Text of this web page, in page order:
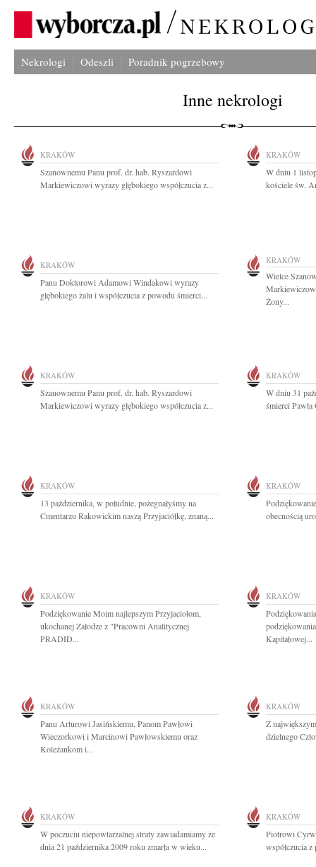
Nekrologi Odeszli Poradnik pogrzebowy
Inne nekrologi
KRAKÓW
Szanownemu Panu prof. dr. hab. Ryszardowi
Markiewiczowi wyrazy głębokiego współczucia z...
KRAKÓW
W dniu 1
kościele św.
KRAKÓW
Panu Doktorowi Adamowi Windakowi wyrazy
głębokiego żalu i współczucia z powodu śmierci...
KRAKÓW
Wielce
Żony...
KRAKÓW
Szanownemu Panu prof. dr. hab. Ryszardowi
Markiewiczowi wyrazy głębokiego współczucia z...
KRAKÓW
W dniu 31
śmierci
KRAKÓW
13 października, w południe, pożegnałyśmy na
Cmentarzu Rakowickim naszą Przyjaciółkę, znaną...
KRAKÓW
obecnością
KRAKÓW
Podziękowanie Moim najlepszym Przyjaciołom,
ukochanej Załodze z "Pracowni Analitycznej
PRADID...
KRAKÓW
Kapitałowej...
KRAKÓW
Panu Arturowi Jasińskiemu, Panom Pawłowi
Wieczorkowi i Marcinowi Pawłowskiemu oraz
Koleżankom i...
KRAKÓW
Z
dzielnego
KRAKÓW
W poczuciu niepowtarzalnej straty zawiadamiamy że
dnia 21 października 2009 roku zmarła w wieku...
KRAKÓW
Piotrowi
współczucia